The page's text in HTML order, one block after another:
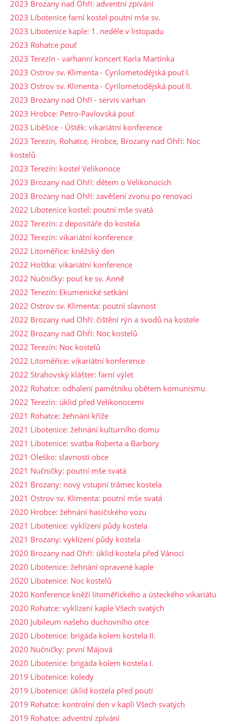
2023 Brozany nad Ohří: adventní zpívání
2023 Libotenice farní kostel poutní mše sv.
2023 Libotenice kaple: 1. neděle v listopadu
2023 Rohatce pouť
2023 Terezín - varhanní koncert Karla Martínka
2023 Ostrov sv. Klimenta - Cyrilometodějská pouť I.
2023 Ostrov sv. Klimenta - Cyrilometodějská pouť II.
2023 Brozany nad Ohří - servis varhan
2023 Hrobce: Petro-Pavlovská pouť
2023 Liběšice - Úštěk: vikariátní konference
2023 Terezín, Rohatce, Hrobce, Brozany nad Ohří: Noc
kostelů
2023 Terezín: kostel Velikonoce
2023 Brozany nad Ohří: dětem o Velikonocích
2023 Brozany nad Ohří: zavěšení zvonu po renovaci
2022 Libotenice kostel: poutní mše svatá
2022 Terezín: z depositáře do kostela
2022 Terezín: vikariátní konference
2022 Litoměřice: kněžský den
2022 Hoštka: vikariátní konference
2022 Nučničky: pouť ke sv. Anně
2022 Terezín: Ekumenické setkání
2022 Ostrov sv. Klimenta: poutní slavnost
2022 Brozany nad Ohří: čištění rýn a svodů na kostele
2022 Brozany nad Ohří: Noc kostelů
2022 Terezín: Noc kostelů
2022 Litoměřice: vikariátní konference
2022 Strahovský klášter: farní výlet
2022 Rohatce: odhalení pamětníku obětem komunismu
2022 Terezín: úklid před Velikonocemi
2021 Rohatce: žehnání kříže
2021 Libotenice: žehnání kulturního domu
2021 Libotenice: svatba Roberta a Barbory
2021 Oleško: slavnosti obce
2021 Nučničky: poutní mše svatá
2021 Brozany: nový vstupní trámec kostela
2021 Ostrov sv. Klimenta: poutní mše svatá
2020 Hrobce: žehnání hasičského vozu
2021 Libotenice: vyklízení půdy kostela
2021 Brozany: vyklízení půdy kostela
2020 Brozany nad Ohří: úklid kostela před Vánoci
2020 Libotenice: žehnání opravené kaple
2020 Libotenice: Noc kostelů
2020 Konference kněží litoměřického a ústeckého vikariátu
2020 Rohatce: vyklízení kaple Všech svatých
2020 Jubileum našeho duchovního otce
2020 Libotenice: brigáda kolem kostela II.
2020 Nučničky: první Májová
2020 Libotenice: brigáda kolem kostela I.
2019 Libotenice: koledy
2019 Libotenice: úklid kostela před poutí
2019 Rohatce: kontrolní den v kapli Všech svatých
2019 Rohatce: adventní zpívání